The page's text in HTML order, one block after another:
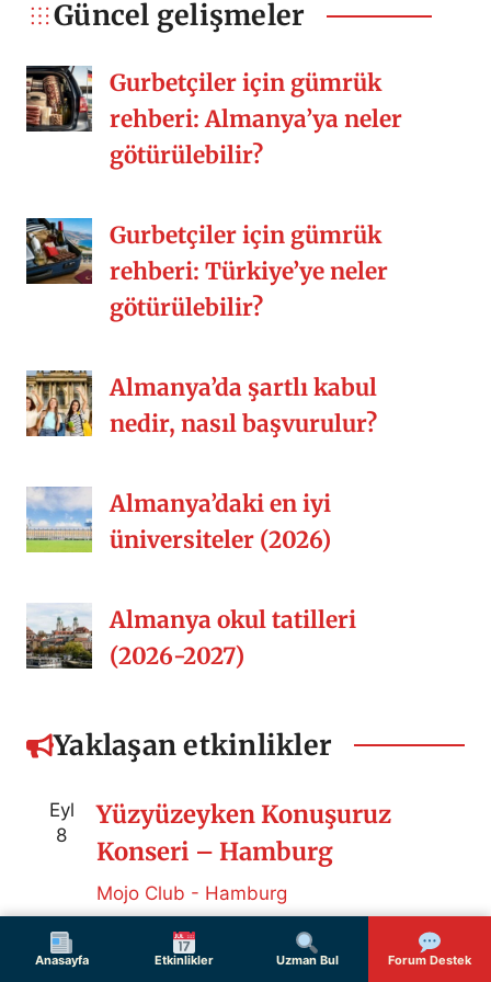
Anasayfa Etkinlikler Uzman Bul Forum Destek
kalabalık sofralar, misafirperverlik,
[…]
Güncel gelişmeler
Gurbetçiler için gümrük
rehberi: Almanya’ya neler
götürülebilir?
Gurbetçiler için gümrük
rehberi: Türkiye’ye neler
götürülebilir?
Almanya’da şartlı kabul
nedir, nasıl başvurulur?
Almanya’daki en iyi
üniversiteler (2026)
Almanya okul tatilleri
(2026-2027)
Yaklaşan etkinlikler
Eyl
8
Yüzyüzeyken Konuşuruz
Konseri – Hamburg
Mojo Club - Hamburg
Hamburg